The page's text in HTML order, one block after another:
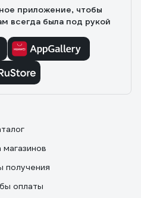
приложение, чтобы
всегда была под рукой
получения
оплаты